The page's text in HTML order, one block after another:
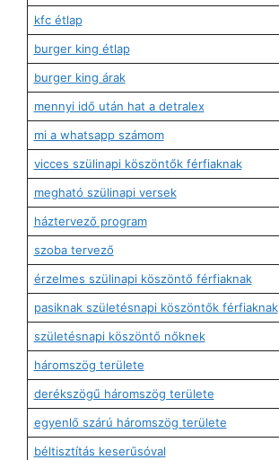
kfc étlap
burger king étlap
burger king árak
mennyi idő után hat a detralex
mi a whatsapp számom
vicces szülinapi köszöntők férfiaknak
megható szülinapi versek
háztervező program
szoba tervező
érzelmes szülinapi köszöntő férfiaknak
pasiknak születésnapi köszöntők férfiaknak
születésnapi köszöntő nőknek
háromszög területe
derékszögű háromszög területe
egyenlő szárú háromszög területe
béltisztítás keserűsóval